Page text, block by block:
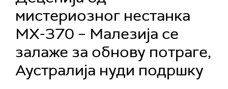
мистериозног нестанка
МХ-370 – Малезија се
залаже за обнову потраге,
Аустралија нуди подршку